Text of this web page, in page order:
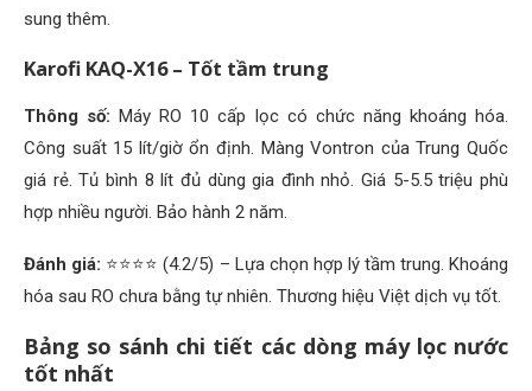
sung thêm.
Karofi KAQ-X16 – Tốt tầm trung
Thông số: Máy RO 10 cấp lọc có chức năng khoáng hóa.
Công suất 15 lít/giờ ổn định. Màng Vontron của Trung Quốc
giá rẻ. Tủ bình 8 lít đủ dùng gia đình nhỏ. Giá 5-5.5 triệu phù
hợp nhiều người. Bảo hành 2 năm.
Đánh giá: ⭐⭐⭐⭐ (4.2/5) – Lựa chọn hợp lý tầm trung. Khoáng
hóa sau RO chưa bằng tự nhiên. Thương hiệu Việt dịch vụ tốt.
Bảng so sánh chi tiết các dòng máy lọc nước
tốt nhất